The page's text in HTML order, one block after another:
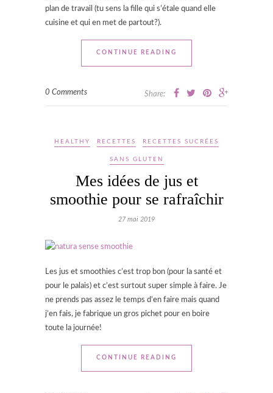
plan de travail (tu sens la fille qui s’étale quand elle
cuisine et qui en met de partout?).
CONTINUE READING
0 Comments Share:
HEALTHY RECETTES RECETTES SUCRÉES
SANS GLUTEN
Mes idées de jus et
smoothie pour se rafraîchir
27 mai 2019
Les jus et smoothies c’est trop bon (pour la santé et
pour le palais) et c’est surtout super simple à faire. Je
ne prends pas assez le temps d’en faire mais quand
j’en fais, je fabrique un gros pichet pour en boire
toute la journée!
CONTINUE READING